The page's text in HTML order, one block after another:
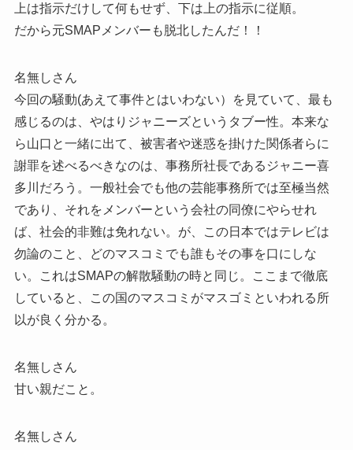
上は指示だけして何もせず、下は上の指示に従順。
だから元SMAPメンバーも脱北したんだ！！
名無しさん
今回の騒動(あえて事件とはいわない）を見ていて、最も
感じるのは、やはりジャニーズというタブー性。本来な
ら山口と一緒に出て、被害者や迷惑を掛けた関係者らに
謝罪を述べるべきなのは、事務所社長であるジャニー喜
多川だろう。一般社会でも他の芸能事務所では至極当然
であり、それをメンバーという会社の同僚にやらせれ
ば、社会的非難は免れない。が、この日本ではテレビは
勿論のこと、どのマスコミでも誰もその事を口にしな
い。これはSMAPの解散騒動の時と同じ。ここまで徹底
していると、この国のマスコミがマスゴミといわれる所
以が良く分かる。
名無しさん
甘い親だこと。
名無しさん